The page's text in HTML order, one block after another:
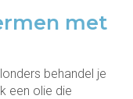
met
behandel je
een olie die